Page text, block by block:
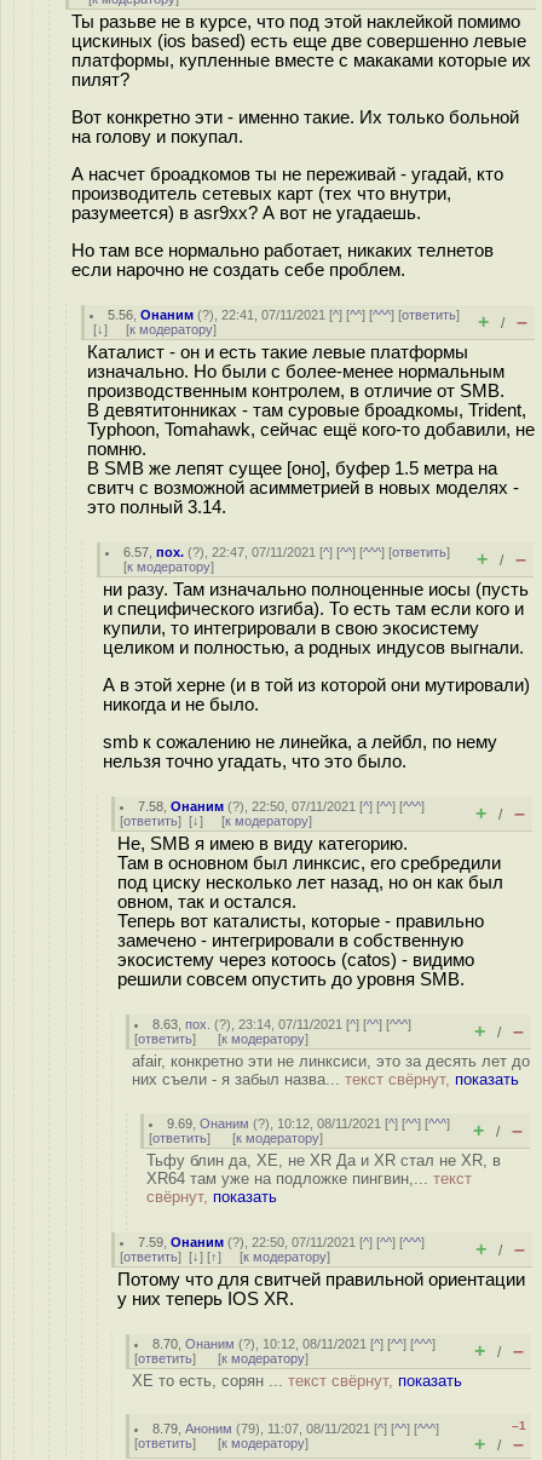
Ты разьве не в курсе, что под этой наклейкой помимо
цискиных (ios based) есть еще две совершенно левые
платформы, купленные вместе с макаками которые их
пилят?
Вот конкретно эти - именно такие. Их только больной
на голову и покупал.
А насчет броадкомов ты не переживай - угадай, кто
производитель сетевых карт (тех что внутри,
разумеется) в asr9xx? А вот не угадаешь.
Но там все нормально работает, никаких телнетов
если нарочно не создать себе проблем.
5.56 ,Онаним (?), 22:41, 07/11/2021 [^] [^^] [^^^] [ответить]
[↓] [к модератору] + / –
Каталист - он и есть такие левые платформы
изначально. Но были с более-менее нормальным
производственным контролем, в отличие от SMB.
В девятитонниках - там суровые броадкомы, Trident,
Typhoon, Tomahawk, сейчас ещё кого-то добавили, не
помню.
В SMB же лепят сущее [оно], буфер 1.5 метра на
свитч с возможной асимметрией в новых моделях -
это полный 3.14.
6.57 ,пох. (?), 22:47, 07/11/2021 [^] [^^] [^^^] [ответить]
[к модератору] + / –
ни разу. Там изначально полноценные иосы (пусть
и специфического изгиба). То есть там если кого и
купили, то интегрировали в свою экосистему
целиком и полностью, а родных индусов выгнали.
А в этой херне (и в той из которой они мутировали)
никогда и не было.
smb к сожалению не линейка, а лейбл, по нему
нельзя точно угадать, что это было.
7.58 ,Онаним (?), 22:50, 07/11/2021 [^] [^^] [^^^]
[ответить] [↓] [к модератору] + / –
Не, SMB я имею в виду категорию.
Там в основном был линксис, его сребредили
под циску несколько лет назад, но он как был
овном, так и остался.
Теперь вот каталисты, которые - правильно
замечено - интегрировали в собственную
экосистему через котоось (catos) - видимо
решили совсем опустить до уровня SMB.
8.63 ,пох. (?), 23:14, 07/11/2021 [^] [^^] [^^^]
[ответить] [к модератору] + / –
afair, конкретно эти не линксиси, это за десять лет до
них съели - я забыл назва... текст свёрнут, показать
9.69 ,Онаним (?), 10:12, 08/11/2021 [^] [^^] [^^^]
[ответить] [к модератору] + / –
Тьфу блин да, XE, не XR Да и XR стал не XR, в
XR64 там уже на подложке пингвин,... текст
свёрнут, показать
7.59 ,Онаним (?), 22:50, 07/11/2021 [^] [^^] [^^^]
[ответить] [↓] [↑] [к модератору] + / –
Потому что для свитчей правильной ориентации
у них теперь IOS XR.
8.70 ,Онаним (?), 10:12, 08/11/2021 [^] [^^] [^^^]
[ответить] [к модератору] + / –
XE то есть, сорян ... текст свёрнут, показать
8.79 ,Аноним (79), 11:07, 08/11/2021 [^] [^^] [^^^]
[ответить] [к модератору]
–1
+ / –